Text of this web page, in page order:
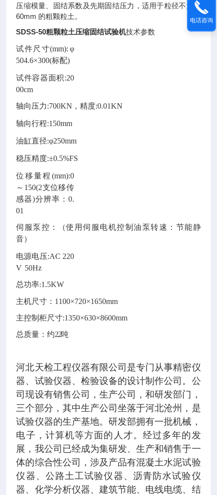
压缩模量、固结系数及先期固结压力，适用于粒径不大于
60mm 的粗颗粒土。
SDSS-50粗颗粒土压缩固结试验机技术参数
试件尺寸(mm): φ
504.6×300(标配)
试件容器面积:20
00cm
轴向压力:700KN，精度:0.01KN
轴向行程:1 50mm
油缸直径:φ250mm
稳压精度:±0.5%FS
位移量程 (mm):0
～150(2支位移传
感器)分辨率： 0.
01
伺服泵控 ：（使用伺服电机控制油泵转速：节能静
音）
电源电压:AC 220
V 50Hz
总功率:1.5KW
主机尺寸： 1100×720×1650mm
主控制柜尺寸:1350×630×8600mm
总质量：约2 .2 吨
河北天检工程仪器有限公司是专门从事精密仪
器、试验仪器、检验设备的设计制作公司。公
司现设有销售公司，生产公司，和研发部门，
三个部分，其中生产公司坐落于河北沧州，是
试验仪器的生产基地。研发部拥有一批机械，
电子，计算机等方面的人才。经过多年的发
展，我公司已经成为集研发、生产和销售于一
体的综合性公司，涉及产品有混凝土水泥试验
仪器、公路土工试验仪器、沥青防水试验仪
器、化学分析仪器、建筑节能、电线电缆、结
电话咨询